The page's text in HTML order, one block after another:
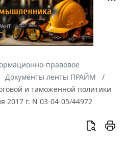
правовое
Документы ленты ПРАЙМ
и таможенной политики
г. N 03-04-05/44972